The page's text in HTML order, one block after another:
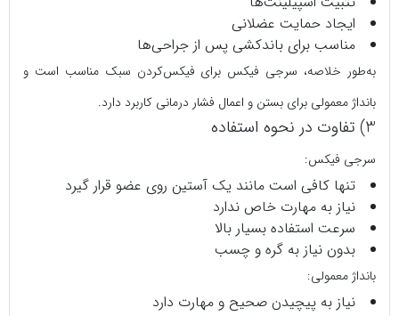
ایجاد حمایت عضلانی
مناسب برای باندکشی پس از جراحی‌ها
به‌طور خلاصه، سرجی‌ فیکس برای فیکس‌کردن سبک مناسب است و
بانداژ معمولی برای بستن و اعمال فشار درمانی کاربرد دارد.
3) تفاوت در نحوه استفاده
سرجی‌ فیکس:
تنها کافی است مانند یک آستین روی عضو قرار گیرد
نیاز به مهارت خاص ندارد
سرعت استفاده بسیار بالا
بدون نیاز به گره و چسب
بانداژ معمولی:
نیاز به پیچیدن صحیح و مهارت دارد